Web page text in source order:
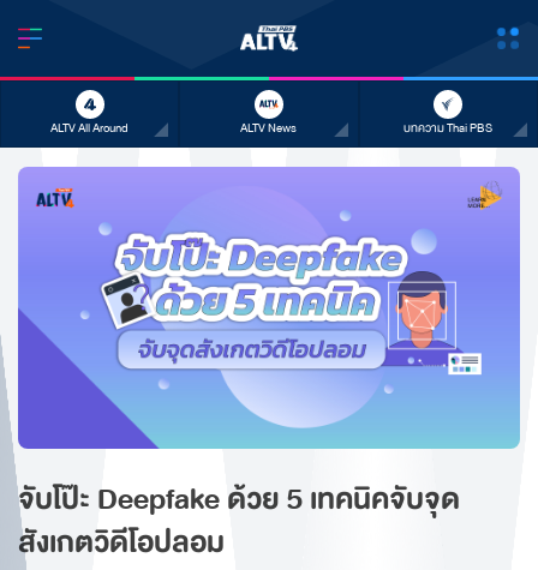
ALTV All Around ALTV News บทความ Thai PBS
จับโป๊ะ Deepfake ด้วย 5 เทคนิคจับจุด
สังเกตวิดีโอปลอม